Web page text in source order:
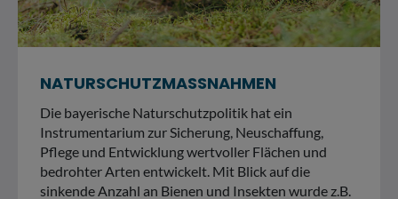
NATURSCHUTZMASSNAHMEN
Die bayerische Naturschutzpolitik hat ein
Instrumentarium zur Sicherung, Neuschaffung,
Pflege und Entwicklung wertvoller Flächen und
bedrohter Arten entwickelt. Mit Blick auf die
sinkende Anzahl an Bienen und Insekten wurde z.B.